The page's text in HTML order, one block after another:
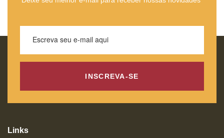
INSCREVA-SE
Links